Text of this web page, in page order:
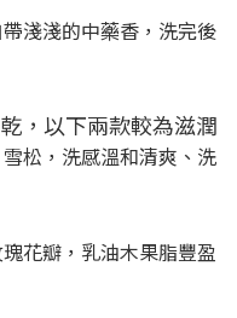
淺淺的中藥香，洗完後
，以下兩款較為滋潤
松，洗感溫和清爽、洗
花瓣，乳油木果脂豐盈